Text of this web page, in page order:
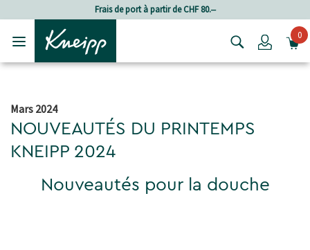
Passer au contenu principal
Passer au contenu du pied de page
Frais de port à partir de CHF 80.‒
Login0
Mars 2024
NOUVEAUTÉS DU PRINTEMPS
KNEIPP 2024
Nouveautés pour la douche